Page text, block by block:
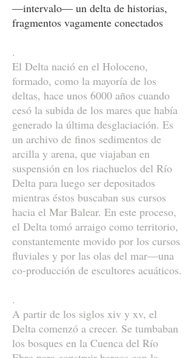
—intervalo— un delta de historias,
fragmentos vagamente conectados
.
El Delta nació en el Holoceno,
formado, como la mayoría de los
deltas, hace unos 6000 años cuando
cesó la subida de los mares que había
generado la última desglaciación. Es
un archivo de finos sedimentos de
arcilla y arena, que viajaban en
suspensión en los riachuelos del Río
Delta para luego ser depositados
mientras éstos buscaban sus cursos
hacia el Mar Balear. En este proceso,
el Delta tomó arraigo como territorio,
constantemente movido por los cursos
fluviales y por las olas del mar—una
co-producción de escultores acuáticos.
.
A partir de los siglos xiv y xv, el
Delta comenzó a crecer. Se tumbaban
los bosques en la Cuenca del Río